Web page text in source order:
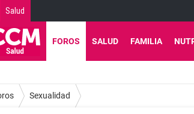
Salud
FOROS SALUD FAMILIA
Sexualidad